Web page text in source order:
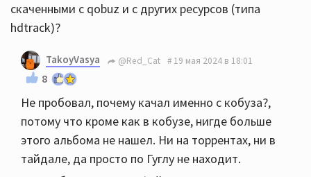
скаченными с qobuz и с других ресурсов (типа
hdtrack)?
TakoyVasya @Red_Cat 19 мая 2024 в 18:01
8
Не пробовал, почему качал именно с кобуза?,
потому что кроме как в кобузе, нигде больше
этого альбома не нашел. Ни на торрентах, ни в
тайдале, да просто по Гуглу не находит.